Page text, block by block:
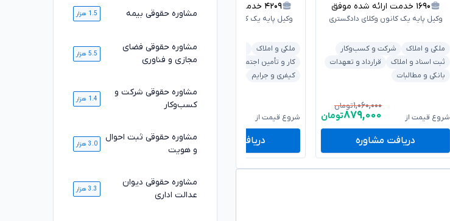
۱۶۹۰ خدمت ارائه شده موفق
وکیل پایه یک کانون وکلای دادگستری
ملکی و املاک
شرکت و کسب‌وکار
ثبت اسناد و املاک
قرارداد و تعهدات
بانکی و مطالبات
شروع قیمت از
۱,۰۶۰,۰۰۰تومان
۸۷۹,۰۰۰تومان
دریافت مشاوره
۴۲۰۹ خدمت ارائه شده موفق
وکیل پایه یک کانون وکلای دادگستری
ملکی و املاک
دیوان عدالت اداری
کار و تأمین اجتماعی
کیفری و جرایم
شروع قیمت از
تومان
دریافت مشاوره
وکیل پایه یک کانون وکلای دادگستری
ملکی و املاک
قرارداد و تعهدات
۸۴۰,۰۰۰
دریافت مشاوره
مشاوره حقوقی بیمه 1.5 هزار
مشاوره حقوقی فضای
مجازی و فناوری
5.5 هزار
مشاوره حقوقی شرکت و
کسب‌وکار
1.4 هزار
مشاوره حقوقی ثبت احوال
و هویت
3.0 هزار
مشاوره حقوقی دیوان
عدالت اداری
3.3 هزار